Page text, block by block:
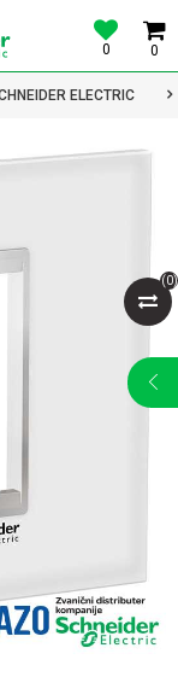
0
0
ELECTRIC
(0)